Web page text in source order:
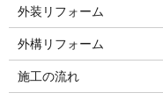
外装リフォーム
外構リフォーム
施工の流れ